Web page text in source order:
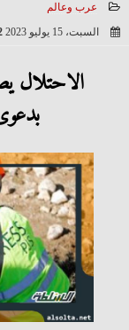
عرب وعالم
السبت، 15 يوليو 2023
الاحتلال